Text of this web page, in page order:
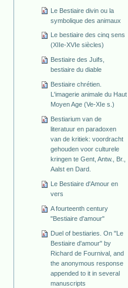
Le Bestiaire divin ou la
symbolique des animaux
Le bestiaire des cinq sens
(XIIe-XVIe siècles)
Bestiaire des Juifs,
bestiaire du diable
Bestiaire chrétien.
L'imagerie animale du Haut
Moyen Age (Ve-XIe s.)
Bestiarium van de
literatuur en paradoxen
van de kritiek: voordracht
gehouden voor culturele
kringen te Gent, Antw., Br.,
Aalst en Dard.
Le Bestiaire d'Amour en
vers
A fourteenth century
"Bestiaire d'amour"
Duel of bestiaries. On "Le
Bestiaire d'amour" by
Richard de Fournival, and
the anonymous response
appended to it in several
manuscripts